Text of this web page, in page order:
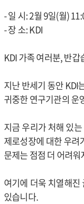
- 일 시: 2월 9일(월)
- 장 소: KDI
KDI 가족 여러분, 반
지난 반세기 동안 KDI
귀중한 연구기관의 운
지금 우리가 처해 있
제로성장에 대한 우려
문제는 점점 더 어려
여기에 더욱 치열해
있습니다.